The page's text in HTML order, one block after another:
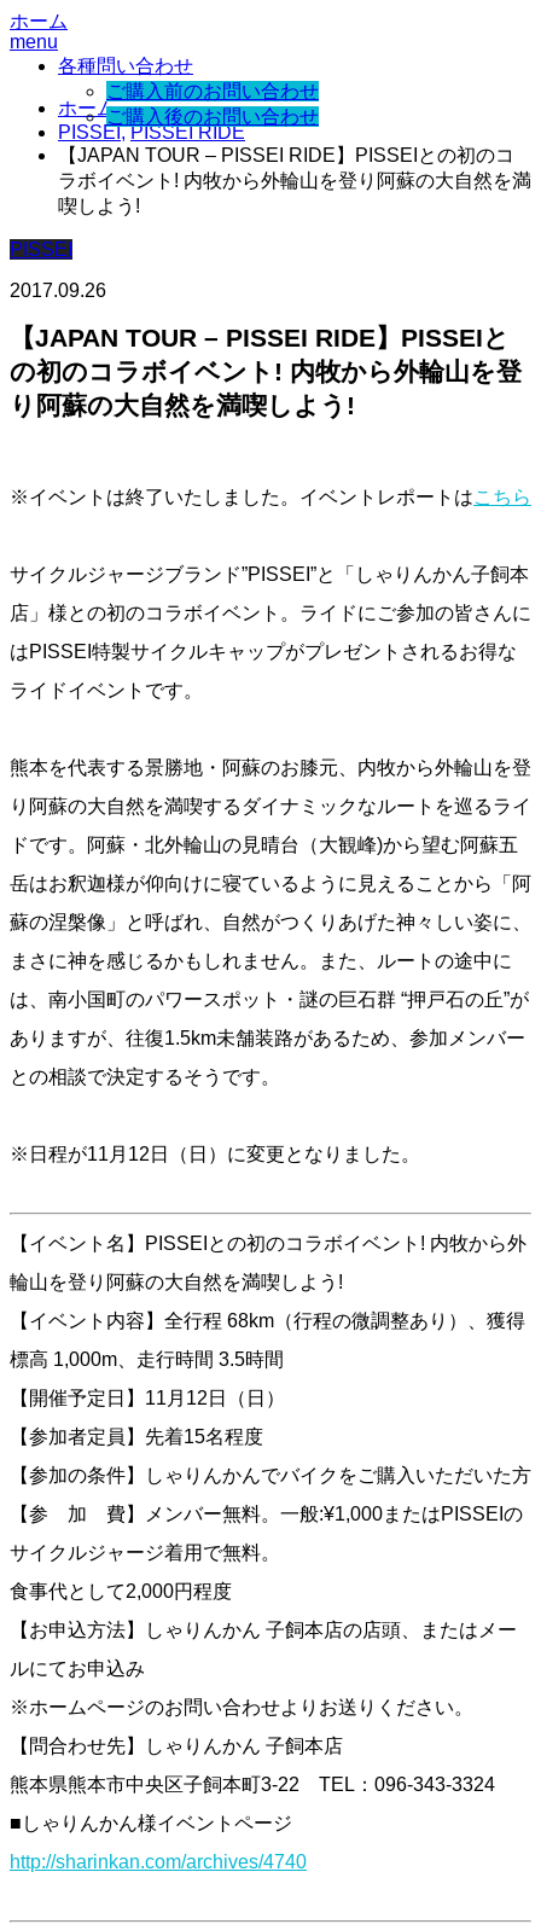
ホーム
各種問い合わせ
ご購入前のお問い合わせ
ご購入後のお問い合わせ
menu
ホーム
PISSEI, PISSEI RIDE
【JAPAN TOUR – PISSEI RIDE】PISSEIとの初のコ
ラボイベント! 内牧から外輪山を登り阿蘇の大自然を満
喫しよう!
PISSEI
2017.09.26
【JAPAN TOUR – PISSEI RIDE】PISSEIと
の初のコラボイベント! 内牧から外輪山を登
り阿蘇の大自然を満喫しよう!
※イベントは終了いたしました。イベントレポートはこちら
サイクルジャージブランド”PISSEI”と「しゃりんかん子飼本
店」様との初のコラボイベント。ライドにご参加の皆さんに
はPISSEI特製サイクルキャップがプレゼントされるお得な
ライドイベントです。
熊本を代表する景勝地・阿蘇のお膝元、内牧から外輪山を登
り阿蘇の大自然を満喫するダイナミックなルートを巡るライ
ドです。阿蘇・北外輪山の見晴台（大観峰)から望む阿蘇五
岳はお釈迦様が仰向けに寝ているように見えることから「阿
蘇の涅槃像」と呼ばれ、自然がつくりあげた神々しい姿に、
まさに神を感じるかもしれません。また、ルートの途中に
は、南小国町のパワースポット・謎の巨石群 “押戸石の丘”が
ありますが、往復1.5km未舗装路があるため、参加メンバー
との相談で決定するそうです。
※日程が11月12日（日）に変更となりました。
【イベント名】PISSEIとの初のコラボイベント! 内牧から外
輪山を登り阿蘇の大自然を満喫しよう!
【イベント内容】全行程 68km（行程の微調整あり）、獲得
標高 1,000m、走行時間 3.5時間
【開催予定日】11月12日（日）
【参加者定員】先着15名程度
【参加の条件】しゃりんかんでバイクをご購入いただいた方
【参 加 費】メンバー無料。一般:¥1,000またはPISSEIの
サイクルジャージ着用で無料。
食事代として2,000円程度
【お申込方法】しゃりんかん 子飼本店の店頭、またはメー
ルにてお申込み
※ホームページのお問い合わせよりお送りください。
【問合わせ先】しゃりんかん 子飼本店
熊本県熊本市中央区子飼本町3-22 TEL：096-343-3324
■しゃりんかん様イベントページ
http://sharinkan.com/archives/4740